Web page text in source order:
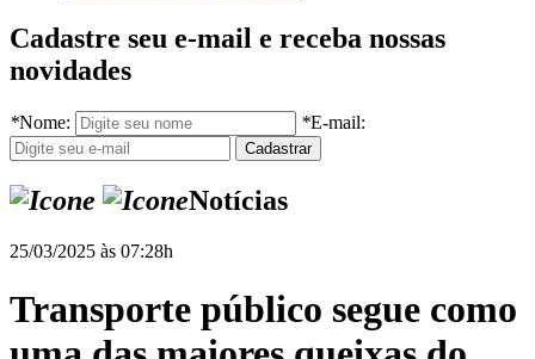
Cadastre seu e-mail e receba nossas
novidades
*Nome: *E-mail:
Notícias
25/03/2025 às 07:28h
Transporte público segue como